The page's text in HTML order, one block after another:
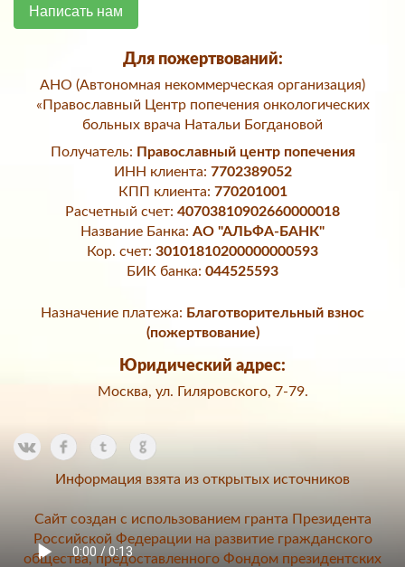
Написать нам
Для пожертвований:
АНО (Автономная некоммерческая организация)
«Православный Центр попечения онкологических
больных врача Натальи Богдановой
Получатель: Православный центр попечения
ИНН клиента: 7702389052
КПП клиента: 770201001
Расчетный счет: 40703810902660000018
Название Банка: АО "АЛЬФА-БАНК"
Кор. счет: 30101810200000000593
БИК банка: 044525593
Назначение платежа: Благотворительный взнос
(пожертвование)
Юридический адрес:
Москва, ул. Гиляровского, 7-79.
Информация взята из открытых источников
Сайт создан с использованием гранта Президента
Российской Федерации на развитие гражданского
общества, предоставленного Фондом президентских